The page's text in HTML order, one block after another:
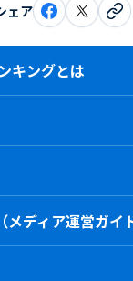
ェア
キングとは
ディア運営ガイ